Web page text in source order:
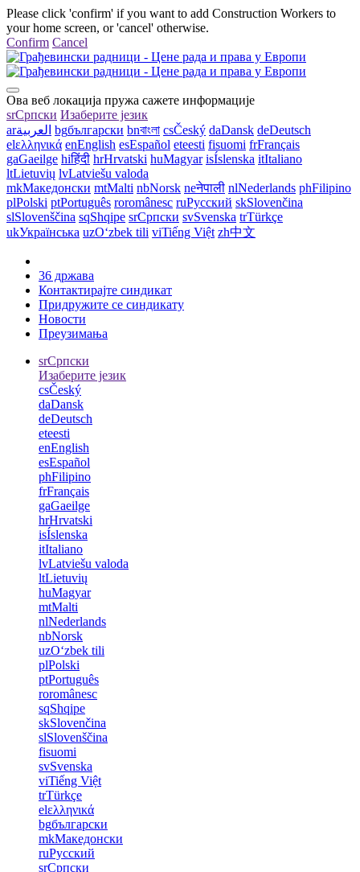
Please click 'confirm' if you want to add Construction Workers to
your home screen, or 'cancel' otherwise.
Confirm Cancel
Ова веб локација пружа сажете информације
srСрпски Изаберите језик
arالعربية bgбългарски bnবাংলা csČeský daDansk deDeutsch
elελληνικά enEnglish esEspañol eteesti fisuomi frFrançais
gaGaeilge hiहिंदी hrHrvatski huMagyar isÍslenska itItaliano
ltLietuvių lvLatviešu valoda
mkМакедонски mtMalti nbNorsk neनेपाली nlNederlands phFilipino
plPolski ptPortuguês roromânesc ruРусский skSlovenčina
slSlovenščina sqShqipe srСрпски svSvenska trTürkçe
ukУкраїнська uzOʻzbek tili viTiếng Việt zh中文
36 држава
Контактирајте синдикат
Придружите се синдикату
Новости
Преузимања
srСрпски
Изаберите језик
csČeský
daDansk
deDeutsch
eteesti
enEnglish
esEspañol
phFilipino
frFrançais
gaGaeilge
hrHrvatski
isÍslenska
itItaliano
lvLatviešu valoda
ltLietuvių
huMagyar
mtMalti
nlNederlands
nbNorsk
uzOʻzbek tili
plPolski
ptPortuguês
roromânesc
sqShqipe
skSlovenčina
slSlovenščina
fisuomi
svSvenska
viTiếng Việt
trTürkçe
elελληνικά
bgбългарски
mkМакедонски
ruРусский
srСрпски